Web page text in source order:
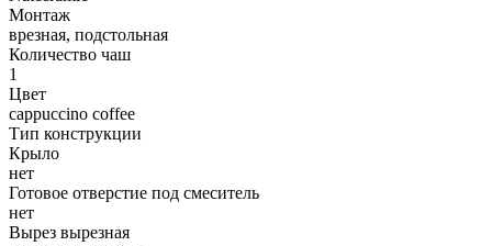
Монтаж
врезная, подстольная
Количество чаш
1
Цвет
cappuccino coffee
Тип конструкции
Крыло
нет
Готовое отверстие под смеситель
нет
Вырез вырезная